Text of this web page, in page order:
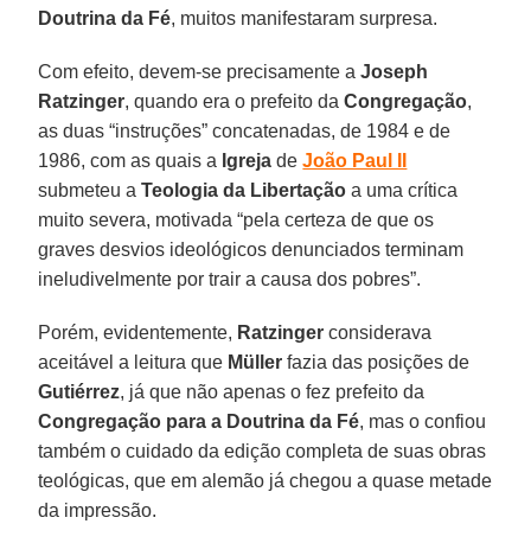
Doutrina da Fé, muitos manifestaram surpresa.
Com efeito, devem-se precisamente aJoseph
Ratzinger, quando era o prefeito daCongregação,
as duas “instruções” concatenadas, de 1984 e de
1986, com as quais a Igreja deJoão Paul II
submeteu aTeologia da Libertação a uma crítica
muito severa, motivada “pela certeza de que os
graves desvios ideológicos denunciados terminam
ineludivelmente por trair a causa dos pobres”.
Porém, evidentemente, Ratzinger considerava
aceitável a leitura que Müller fazia das posições de
Gutiérrez, já que não apenas o fez prefeito da
Congregação para a Doutrina da Fé, mas o confiou
também o cuidado da edição completa de suas obras
teológicas, que em alemão já chegou a quase metade
da impressão.